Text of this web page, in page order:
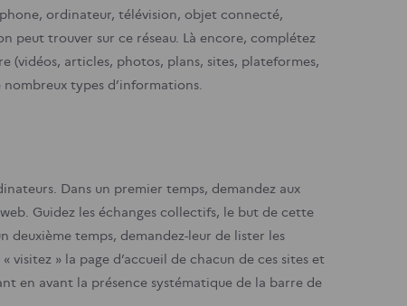
ordinateur, télévision, objet connecté,
peut trouver sur ce réseau. Là encore, complétez
(vidéos, articles, photos, plans, sites, plateformes,
types d’informations.
Dans un premier temps, demandez aux
Guidez les échanges collectifs, le but de cette
deuxième temps, demandez-leur de lister les
visitez » la page d’accueil de chacun de ces sites et
en avant la présence systématique de la barre de